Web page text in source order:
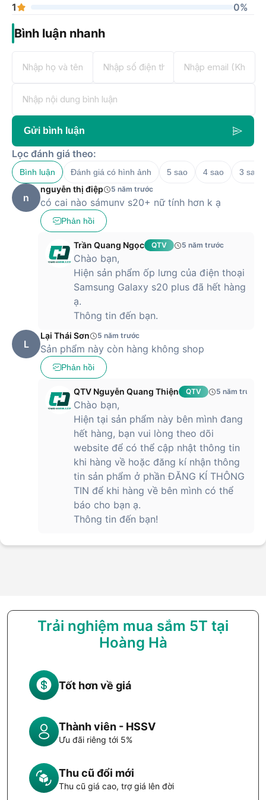
Nhờ thiết kế tối ưu, ốp lưng UAG Plasma có thể sử dụng tốt
với sạc không dây, NFC cho Samsung Pay, Apple Pay cũng
như ứng dụng khác với NFC.
Tạm kết
Ốp lưng UAG Plasma là lựa chọn bảo vệ điện thoại tuyệt vời,
hỗ trợ các dòng điện thoại sau:
Galaxy Note 20 | Galaxy Note 20 Ultra 5G
Galaxy Note 10 | Galaxy Note 10+
Galaxy S20+
iPhone 11 | iPhone 11 Pro | iPhone 11 Pro Max
1
0%
Bình luận nhanh
Gửi bình luận
Lọc đánh giá theo:
Bình luận Đánh giá có hình ảnh 5 sao 4 sao 3 sao
n
nguyễn thị điệp 5 năm trước
có cai nào sámunv s20+ nữ tính hơn k ạ
Phản hồi
Trần Quang Ngọc QTV 5 năm trước
Chào bạn,
Hiện sản phẩm ốp lưng của điện thoại
Samsung Galaxy s20 plus đã hết hàng
ạ.
Thông tin đến bạn.
L
Lại Thái Sơn 5 năm trước
Sản phẩm này còn hàng không shop
Phản hồi
QTV Nguyễn Quang Thiện QTV 5 năm trước
Chào bạn,
Hiện tại sản phẩm này bên mình đang
hết hàng, bạn vui lòng theo dõi
website để có thể cập nhật thông tin
khi hàng về hoặc đăng kí nhận thông
tin sản phẩm ở phần ĐĂNG KÍ THÔNG
TIN để khi hàng về bên mình có thể
báo cho bạn ạ.
Thông tin đến bạn!
Trải nghiệm mua sắm 5T tại
Hoàng Hà
Tốt hơn về giá
Thành viên - HSSV
Ưu đãi riêng tới 5%
Thu cũ đổi mới
Thu cũ giá cao, trợ giá lên đời